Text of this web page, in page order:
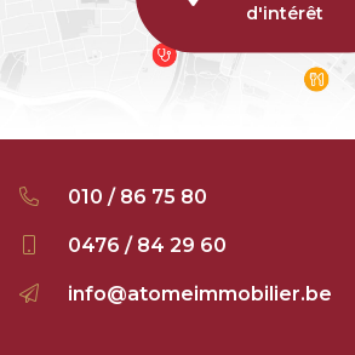
d'intérêt
010 / 86 75 80
0476 / 84 29 60
info@atomeimmobilier.be